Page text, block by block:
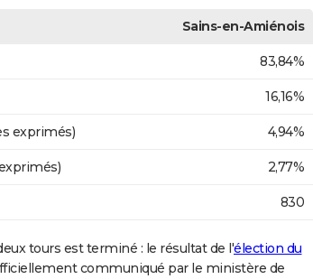
Sains-en-Amiénois
83,84%
16,16%
exprimés) 4,94%
2,77%
830
tours est terminé : le résultat de l'élection du
communiqué par le ministère de